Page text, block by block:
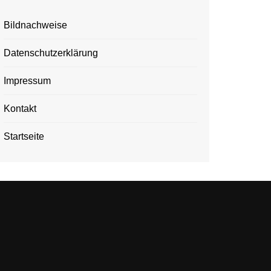
Bildnachweise
Datenschutzerklärung
Impressum
Kontakt
Startseite